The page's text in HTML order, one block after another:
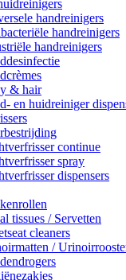
handreinigers
handreinigers
handreinigers
& hair
en huidreiniger
continue
spray
dispensers
tissues / Servetten
cleaners
/